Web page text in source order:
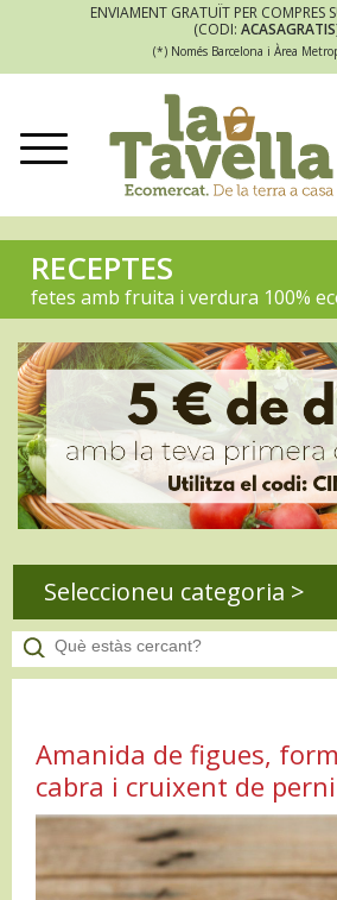
ENVIAMENT GRATUÏT PER COMPRES
(CODI: ACASAGRATIS
(*) Només Barcelona i Àrea
RECEPTES
fetes amb fruita i verdura 100%
Seleccioneu categoria >
Amanida de figues,
cabra i cruixent de